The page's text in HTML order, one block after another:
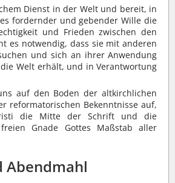
Dienst in der Welt und bereit, in
fordernder und gebender Wille die
und Frieden zwischen den
es notwendig, dass sie mit anderen
und sich an ihrer Anwendung
Welt erhält, und in Verantwortung
auf den Boden der altkirchlichen
reformatorischen Bekenntnisse auf,
die Mitte der Schrift und die
Gnade Gottes Maßstab aller
Abendmahl